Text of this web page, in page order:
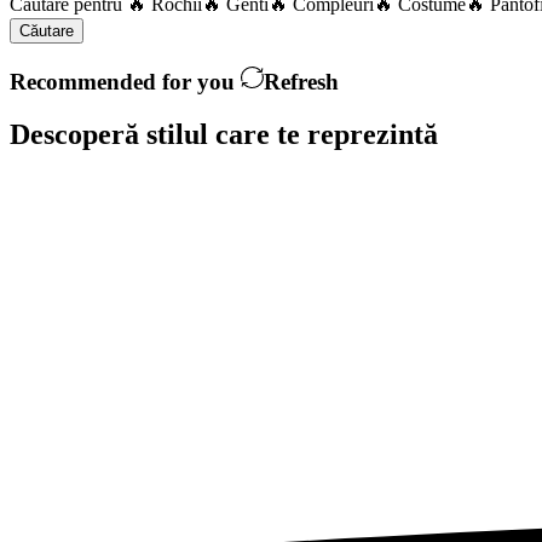
Căutare pentru 🔥 Rochii 🔥 Genti 🔥 Compleuri 🔥 Costume🔥
Căutare
Recommended for you Refresh
Descoperă stilul care te reprezintă